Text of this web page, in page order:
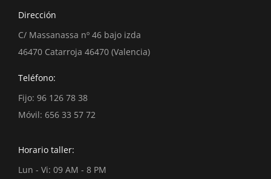
opens
in
new
opens
in
new
in
new
Dirección
C/ Massanassa nº 46 bajo izda
46470 Catarroja 46470 (Valencia)
Teléfono:
Fijo: 96 126 78 38
Móvil: 656 33 57 72
Horario taller:
Lun - Vi: 09 AM - 8 PM